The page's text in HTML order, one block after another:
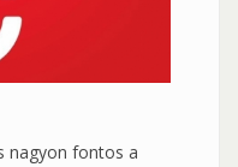
nagyon fontos a